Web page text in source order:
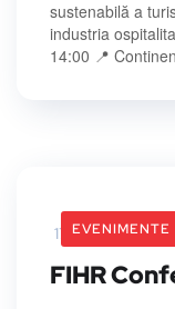
sustenabilă a
industria
14:00 📍
EVENIMENTE
17 April 2026
FIHR